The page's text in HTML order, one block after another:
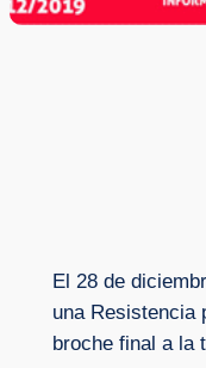
El 28 de
una Resistencia
broche final a la